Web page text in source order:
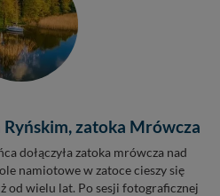
zatoka Mrówcza
dołączyła zatoka mrówcza nad
namiotowe w zatoce cieszy się
od wielu lat. Po sesji fotograficznej